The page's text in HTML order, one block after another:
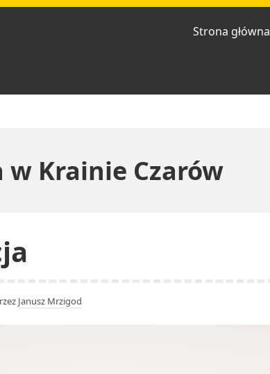
Strona główna
w Krainie Czarów
Janusz Mrzigod